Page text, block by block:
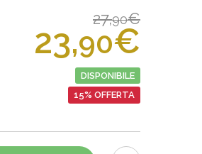
27,90€
23,90€
DISPONIBILE
15% OFFERTA